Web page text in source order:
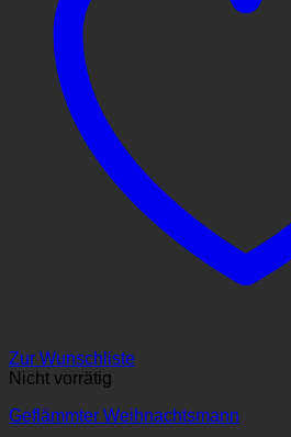
Zur Wunschliste
Nicht vorrätig
Geflämmter Weihnachtsmann